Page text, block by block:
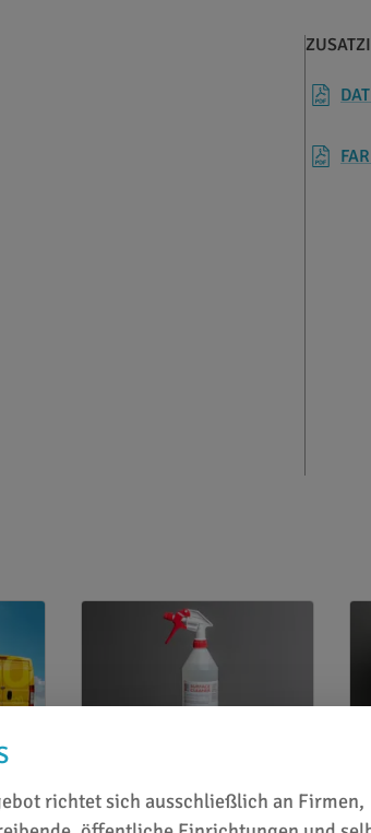
PROfluid Surface Cleaner 1
Liter – Reiniger & Entfetter
richtet sich ausschließlich an Firmen,